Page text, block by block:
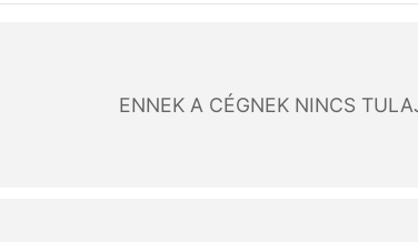
ENNEK A CÉGNEK NINCS